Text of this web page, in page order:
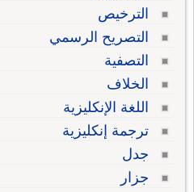
الترخيص
التصريح الرسمي
التصفية
الخلاف
اللغة الإنكليزية
ترجمة إنكليزية
جدل
جزار